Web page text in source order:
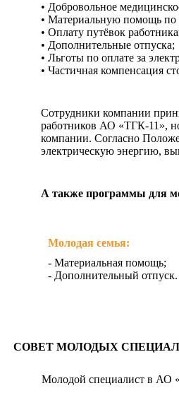
• Добровольное
• Материальную помощь по
• Оплату путёвок
• Дополнительные отпуска;
• Льготы по оплате за
• Частичная компенсация
Сотрудники компании
работников АО «ТГК-11»,
компании. Согласно
электрическую энергию,
А также программы для
Молодая семья:
- Материальная помощь;
- Дополнительный отпуск.
СОВЕТ МОЛОДЫХ
Молодой специалист в АО